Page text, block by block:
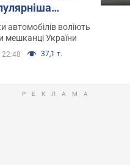
автомобілів воліють
мешканці України
37,1 т.